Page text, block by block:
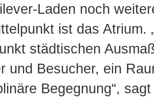
Laden noch
ist das Atrium.
städtischen
und Besucher, ein
Begegnung“,